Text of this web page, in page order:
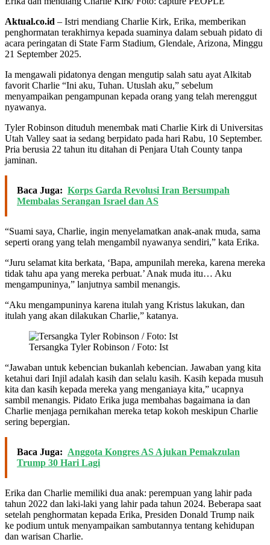
Aktual.co.id – Istri mendiang Charlie Kirk, Erika, memberikan
penghormatan terakhirnya kepada suaminya dalam sebuah pidato di
acara peringatan di State Farm Stadium, Glendale, Arizona, Minggu
21 September 2025.
Ia mengawali pidatonya dengan mengutip salah satu ayat Alkitab
favorit Charlie “Ini aku, Tuhan. Utuslah aku,” sebelum
menyampaikan pengampunan kepada orang yang telah merenggut
nyawanya.
Tyler Robinson dituduh menembak mati Charlie Kirk di Universitas
Utah Valley saat ia sedang berpidato pada hari Rabu, 10 September.
Pria berusia 22 tahun itu ditahan di Penjara Utah County tanpa
jaminan.
Baca Juga: Korps Garda Revolusi Iran Bersumpah
Membalas Serangan Israel dan AS
“Suami saya, Charlie, ingin menyelamatkan anak-anak muda, sama
seperti orang yang telah mengambil nyawanya sendiri,” kata Erika.
“Juru selamat kita berkata, ‘Bapa, ampunilah mereka, karena mereka
tidak tahu apa yang mereka perbuat.’ Anak muda itu… Aku
mengampuninya,” lanjutnya sambil menangis.
“Aku mengampuninya karena itulah yang Kristus lakukan, dan
itulah yang akan dilakukan Charlie,” katanya.
Tersangka Tyler Robinson / Foto: Ist
“Jawaban untuk kebencian bukanlah kebencian. Jawaban yang kita
ketahui dari Injil adalah kasih dan selalu kasih. Kasih kepada musuh
kita dan kasih kepada mereka yang menganiaya kita,” ucapnya
sambil menangis. Pidato Erika juga membahas bagaimana ia dan
Charlie menjaga pernikahan mereka tetap kokoh meskipun Charlie
sering bepergian.
Baca Juga: Anggota Kongres AS Ajukan Pemakzulan
Trump 30 Hari Lagi
Erika dan Charlie memiliki dua anak: perempuan yang lahir pada
tahun 2022 dan laki-laki yang lahir pada tahun 2024. Beberapa saat
setelah penghormatan kepada Erika, Presiden Donald Trump naik
ke podium untuk menyampaikan sambutannya tentang kehidupan
dan warisan Charlie.